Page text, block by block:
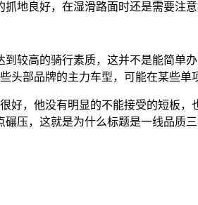
地良好，在湿滑路面时还是需要注意
高的骑行素质，这并不是能简单
部品牌的主力车型，可能在某些单
他没有明显的不能接受的短板，
压，这就是为什么标题是一线品质